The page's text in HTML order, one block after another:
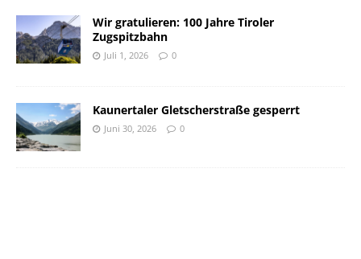
Wir gratulieren: 100 Jahre Tiroler
Zugspitzbahn
Juli 1, 2026 0
Kaunertaler Gletscherstraße gesperrt
Juni 30, 2026 0